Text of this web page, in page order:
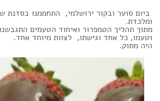
ביום סוער ובקור ירושלמי, התחממנו בסדנת
ומלכדת.
מתוך תהליך הטמפרור ואיחוד הטעמים
וטעמו, כל אחד וגישתו, לצוות מיוחד אחד.
היה מתוק.